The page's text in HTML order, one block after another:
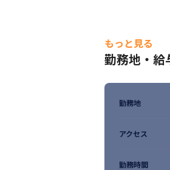
もっと見る
勤務地・給
勤務地
アクセス
勤務時間